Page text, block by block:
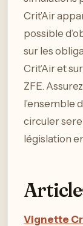
Crit’Air
possible
sur les
Crit’Air et
ZFE.
l’ensemble
circuler
législation
Vignette